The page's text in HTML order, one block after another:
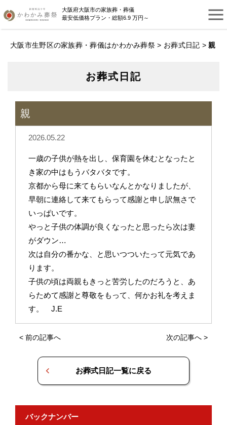
大阪府大阪市の家族葬・葬儀
最安低価格プラン・総額6.9 万円～
大阪市生野区の家族葬・葬儀はかわかみ葬祭 > お葬式日記 >親
お葬式日記
親
2026.05.22
一歳の子供が熱を出し、保育園を休むとなったと
き家の中はもうバタバタです。
京都から母に来てもらいなんとかなりましたが、
早朝に連絡して来てもらって感謝と申し訳無さで
いっぱいです。
やっと子供の体調が良くなったと思ったら次は妻
がダウン…
次は自分の番かな、と思いつついたって元気であ
ります。
子供の頃は両親もきっと苦労したのだろうと、あ
らためて感謝と尊敬をもって、何かお礼を考えま
す。 J.E
< 前の記事へ 次の記事へ >
お葬式日記一覧に戻る
バックナンバー